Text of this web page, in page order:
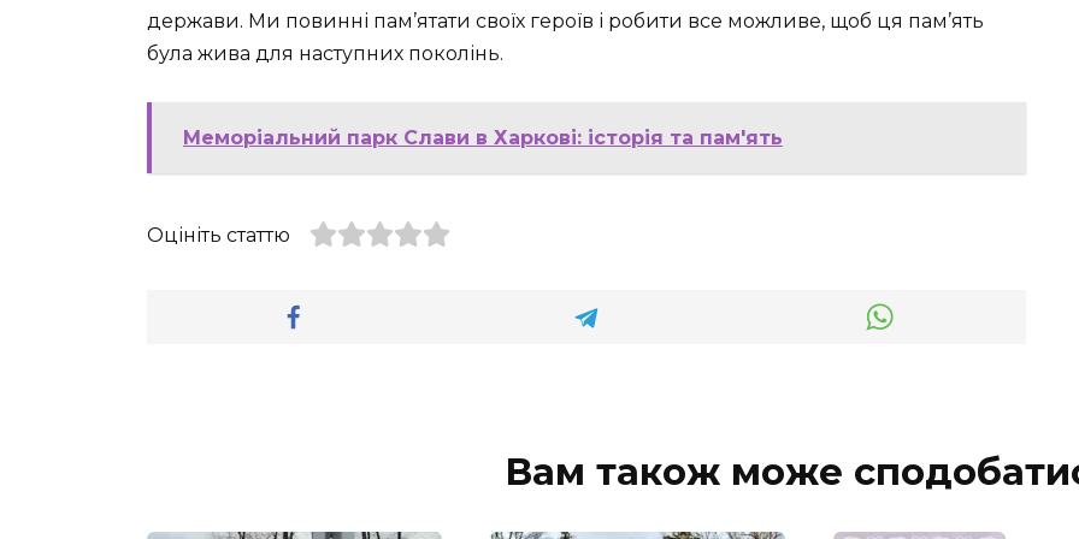
держави. Ми повинні пам’ятати своїх героїв і робити все можливе, щоб ця пам’ять
була жива для наступних поколінь.
Меморіальний парк Слави в Харкові: історія та пам'ять
Оцініть статтю
Вам також може